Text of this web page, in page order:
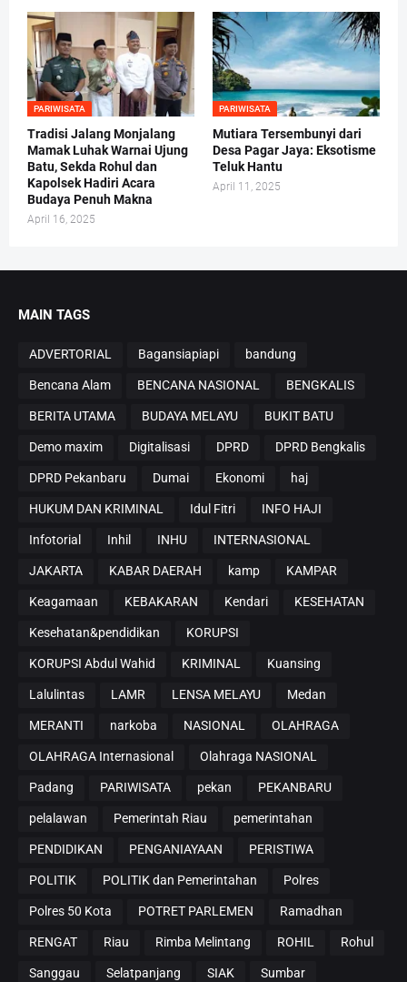
PARIWISATA
Tradisi Jalang Monjalang
Mamak Luhak Warnai Ujung
Batu, Sekda Rohul dan
Kapolsek Hadiri Acara
Budaya Penuh Makna
April 16, 2025
PARIWISATA
Mutiara Tersembunyi dari
Desa Pagar Jaya: Eksotisme
Teluk Hantu
April 11, 2025
MAIN TAGS
ADVERTORIAL Bagansiapiapi bandung
Bencana Alam BENCANA NASIONAL BENGKALIS
BERITA UTAMA BUDAYA MELAYU BUKIT BATU
Demo maxim Digitalisasi DPRD DPRD Bengkalis
DPRD Pekanbaru Dumai Ekonomi haj
HUKUM DAN KRIMINAL Idul Fitri INFO HAJI
Infotorial Inhil INHU INTERNASIONAL
JAKARTA KABAR DAERAH kamp KAMPAR
Keagamaan KEBAKARAN Kendari KESEHATAN
Kesehatan&pendidikan KORUPSI
KORUPSI Abdul Wahid KRIMINAL Kuansing
Lalulintas LAMR LENSA MELAYU Medan
MERANTI narkoba NASIONAL OLAHRAGA
OLAHRAGA Internasional Olahraga NASIONAL
Padang PARIWISATA pekan PEKANBARU
pelalawan Pemerintah Riau pemerintahan
PENDIDIKAN PENGANIAYAAN PERISTIWA
POLITIK POLITIK dan Pemerintahan Polres
Polres 50 Kota POTRET PARLEMEN Ramadhan
RENGAT Riau Rimba Melintang ROHIL Rohul
Sanggau Selatpanjang SIAK Sumbar